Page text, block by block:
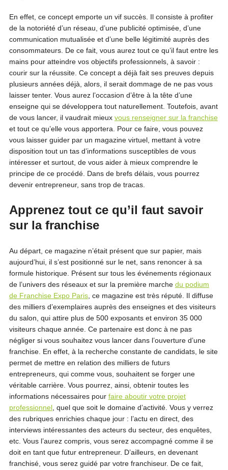
En effet, ce concept emporte un vif succès. Il consiste à profiter
de la notoriété d’un réseau, d’une publicité optimisée, d’une
communication mutualisée et d’une belle légitimité auprès des
consommateurs. De ce fait, vous aurez tout ce qu’il faut entre les
mains pour atteindre vos objectifs professionnels, à savoir :
courir sur la réussite. Ce concept a déjà fait ses preuves depuis
plusieurs années déjà, alors, il serait dommage de ne pas vous
laisser tenter. Vous aurez l’occasion d’être à la tête d’une
enseigne qui se développera tout naturellement. Toutefois, avant
de vous lancer, il vaudrait mieux vous renseigner sur la franchise
et tout ce qu’elle vous apportera. Pour ce faire, vous pouvez
vous laisser guider par un magazine virtuel, mettant à votre
disposition tout un tas d’informations susceptibles de vous
intéresser et surtout, de vous aider à mieux comprendre le
principe de ce procédé. Dans de brefs délais, vous pourrez
devenir entrepreneur, sans trop de tracas.
Apprenez tout ce qu’il faut savoir
sur la franchise
Au départ, ce magazine n’était présent que sur papier, mais
aujourd’hui, il s’est positionné sur le net, sans renoncer à sa
formule historique. Présent sur tous les événements régionaux
de l’univers des réseaux et sur la première marche du podium
de Franchise Expo Paris, ce magazine est très réputé. Il diffuse
des milliers d’exemplaires auprès des enseignes et des visiteurs
du salon, qui attire plus de 500 exposants et environ 35 000
visiteurs chaque année. Ce partenaire est donc à ne pas
négliger si vous souhaitez vous lancer dans l’ouverture d’une
franchise. En effet, à la recherche constante de candidats, le site
permet de mettre en relation des milliers de futurs
entrepreneurs, qui comme vous, souhaitent se forger une
véritable carrière. Vous pourrez, ainsi, obtenir toutes les
informations nécessaires pour faire aboutir votre projet
professionnel, quel que soit le domaine d’activité. Vous y verrez
des rubriques enrichies chaque jour : l’actu en direct, des
interviews intéressantes des acteurs du secteur, des enquêtes,
etc. Vous l’aurez compris, vous serez accompagné comme il se
doit en tant que futur entrepreneur. D’ailleurs, en devenant
franchisé, vous serez guidé par votre franchiseur. De ce fait,